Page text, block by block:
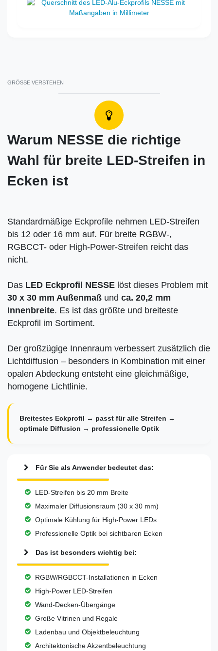
GRÖSSE VERSTEHEN
Warum NESSE die richtige
Wahl für breite LED-Streifen in
Ecken ist
Standardmäßige Eckprofile nehmen LED-Streifen
bis 12 oder 16 mm auf. Für breite RGBW-,
RGBCCT- oder High-Power-Streifen reicht das
nicht.
Das LED Eckprofil NESSE löst dieses Problem mit
30 x 30 mm Außenmaß und ca. 20,2 mm
Innenbreite. Es ist das größte und breiteste
Eckprofil im Sortiment.
Der großzügige Innenraum verbessert zusätzlich die
Lichtdiffusion – besonders in Kombination mit einer
opalen Abdeckung entsteht eine gleichmäßige,
homogene Lichtlinie.
Breitestes Eckprofil → passt für alle Streifen →
optimale Diffusion → professionelle Optik
Für Sie als Anwender bedeutet das:
LED-Streifen bis 20 mm Breite
Maximaler Diffusionsraum (30 x 30 mm)
Optimale Kühlung für High-Power LEDs
Professionelle Optik bei sichtbaren Ecken
Das ist besonders wichtig bei:
RGBW/RGBCCT-Installationen in Ecken
High-Power LED-Streifen
Wand-Decken-Übergänge
Große Vitrinen und Regale
Ladenbau und Objektbeleuchtung
Architektonische Akzentbeleuchtung